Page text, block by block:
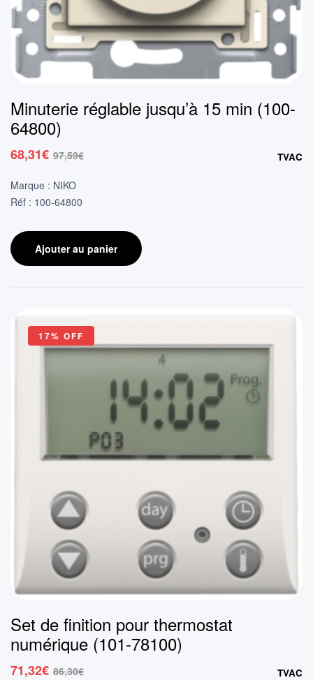
Minuterie réglable jusqu’à 15 min (100-
64800)
97,59€
prix
initial
97,59€.
68,31€
prix
actuel
68,31€.
TVAC
Marque : NIKO
Réf : 100-64800
Ajouter au panier
17% OFF
Set de finition pour thermostat
numérique (101-78100)
86,30€
71,32€
TVAC